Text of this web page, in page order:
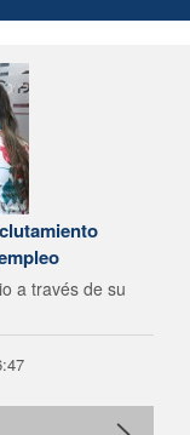
a través de su